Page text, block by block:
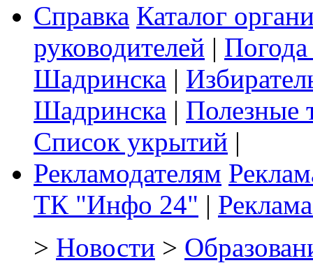
Справка Каталог
руководителей |
Шадринска |
Шадринска | Полезные
Список укрытий |
Рекламодателям
ТК "Инфо 24" |
> Новости >